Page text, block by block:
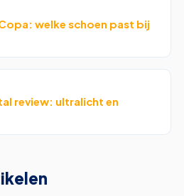
welke schoen past bij
review: ultralicht en